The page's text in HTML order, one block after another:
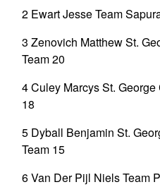
2 Ewart Jesse Team
3 Zenovich Matthew St.
Team 20
4 Culey Marcys St.
18
5 Dyball Benjamin St.
Team 15
6 Van Der Pijl Niels Team